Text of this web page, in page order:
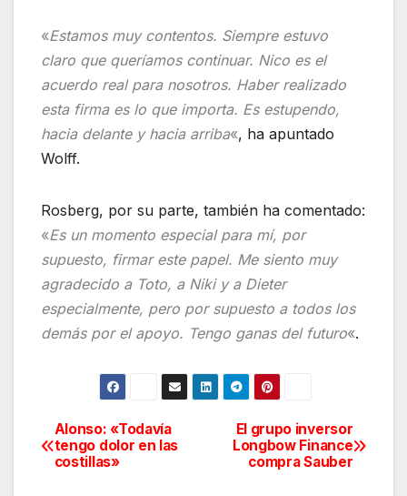
«Estamos muy contentos. Siempre estuvo
claro que queríamos continuar. Nico es el
acuerdo real para nosotros. Haber realizado
esta firma es lo que importa. Es estupendo,
hacia delante y hacia arriba«, ha apuntado
Wolff.
Rosberg, por su parte, también ha comentado:
«Es un momento especial para mí, por
supuesto, firmar este papel. Me siento muy
agradecido a Toto, a Niki y a Dieter
especialmente, pero por supuesto a todos los
demás por el apoyo. Tengo ganas del futuro«.
Navegación
de
El grupo inversor
Longbow Finance
compra Sauber
Alonso: «Todavía
tengo dolor en las
costillas»